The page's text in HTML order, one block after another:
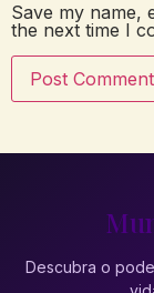
Save my name,
the next time I
Descubra o